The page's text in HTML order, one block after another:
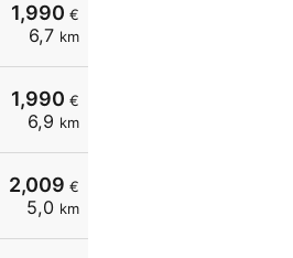
1,990 €
6,7 km
1,990 €
6,9 km
2,009 €
5,0 km